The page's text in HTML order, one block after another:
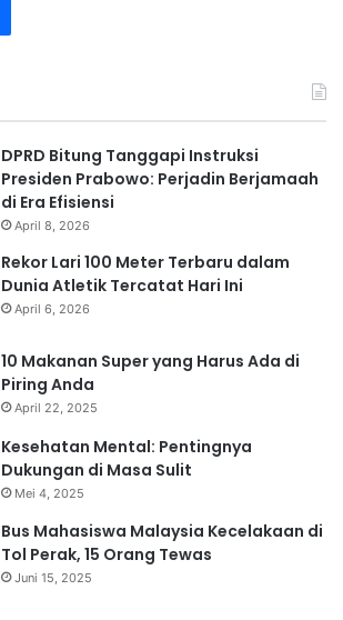
DPRD Bitung Tanggapi Instruksi
Presiden Prabowo: Perjadin Berjamaah
di Era Efisiensi
April 8, 2026
Rekor Lari 100 Meter Terbaru dalam
Dunia Atletik Tercatat Hari Ini
April 6, 2026
10 Makanan Super yang Harus Ada di
Piring Anda
April 22, 2025
Kesehatan Mental: Pentingnya
Dukungan di Masa Sulit
Mei 4, 2025
Bus Mahasiswa Malaysia Kecelakaan di
Tol Perak, 15 Orang Tewas
Juni 15, 2025